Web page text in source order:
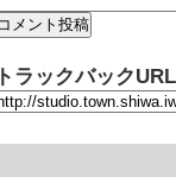
トラックバックURL